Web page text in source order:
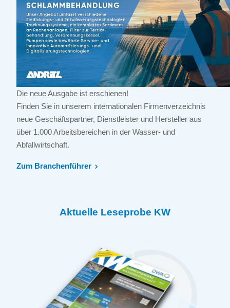
Die neue Ausgabe ist erschienen!
Finden Sie in unserem internationalen Firmenverzeichnis
neue Geschäftspartner, Dienstleister und Hersteller aus
über 1.000 Arbeitsbereichen in der Wasser- und
Abfallwirtschaft.
Zum Branchenführer
Aktuelle Leseprobe KW